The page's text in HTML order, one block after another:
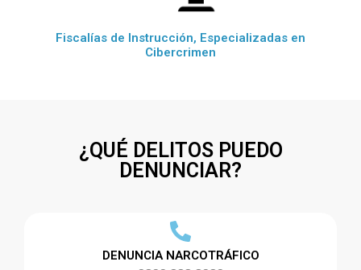
Fiscalías de Instrucción, Especializadas en
Cibercrimen
¿QUÉ DELITOS PUEDO
DENUNCIAR?
DENUNCIA NARCOTRÁFICO